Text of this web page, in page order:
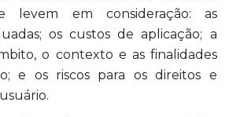
levem em consideração: as
os custos de aplicação; a
o contexto e as finalidades
e os riscos para os direitos e